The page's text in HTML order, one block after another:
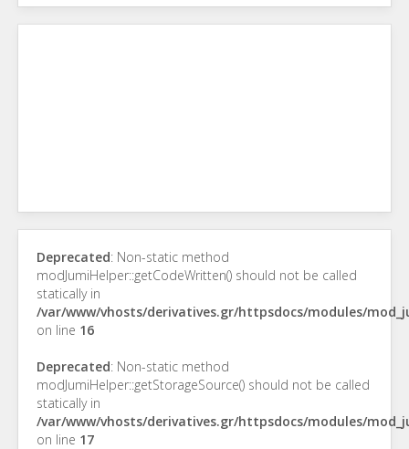
Deprecated: Non-static method
modJumiHelper::getCodeWritten() should not be called
statically in
/var/www/vhosts/derivatives.gr/httpsdocs/modules/
on line 16
Deprecated: Non-static method
modJumiHelper::getStorageSource() should not be called
statically in
/var/www/vhosts/derivatives.gr/httpsdocs/modules/
on line 17